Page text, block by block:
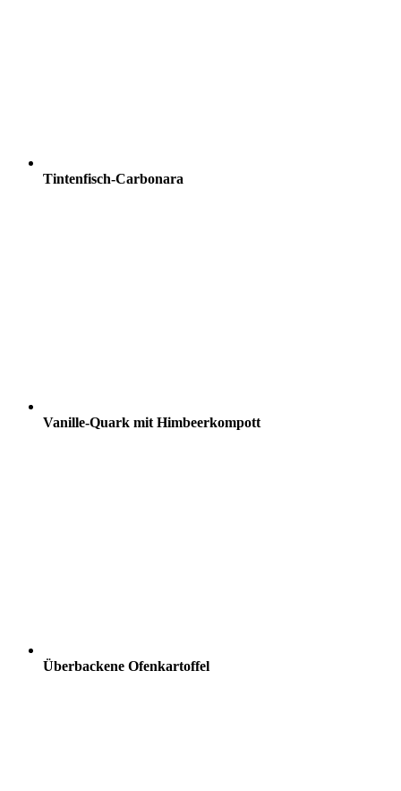
Tintenfisch-Carbonara
Vanille-Quark mit Himbeerkompott
Überbackene Ofenkartoffel